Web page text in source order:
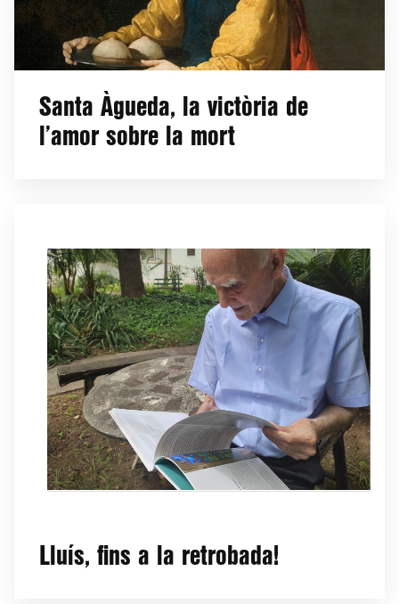
Santa Àgueda, la victòria de
l’amor sobre la mort
Lluís, fins a la retrobada!